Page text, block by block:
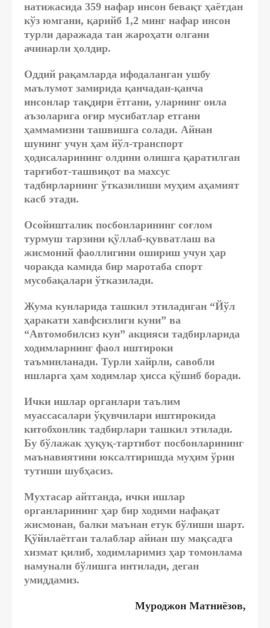
натижасида 359 нафар инсон бевақт ҳаётдан
кўз юмгани, қарийб 1,2 минг нафар инсон
турли даражада тан жароҳати олгани
ачинарли ҳолдир.
Оддий рақамларда ифодаланган ушбу
маълумот замирида қанчадан-қанча
инсонлар тақдири ётгани, уларнинг оила
аъзоларига оғир мусибатлар етгани
ҳаммамизни ташвишга солади. Айнан
шунинг учун ҳам йўл-транспорт
ҳодисаларининг олдини олишга қаратилган
тарғибот-ташвиқот ва махсус
тадбирларнинг ўтказилиши муҳим аҳамият
касб этади.
Осойишталик посбонларининг соғлом
турмуш тарзини қўллаб-қувватлаш ва
жисмоний фаоллигини ошириш учун ҳар
чоракда камида бир маротаба спорт
мусобақалари ўтказилади.
Жума кунларида ташкил этиладиган “Йўл
ҳаракати хавфсизлиги куни” ва
“Автомобилсиз кун” акцияси тадбирларида
ходимларнинг фаол иштироки
таъминланади. Турли хайрли, савобли
ишларга ҳам ходимлар ҳисса қўшиб боради.
Ички ишлар органлари таълим
муассасалари ўқувчилари иштирокида
китобхонлик тадбирлари ташкил этилади.
Бу бўлажак ҳуқуқ-тартибот посбонларининг
маънавиятини юксалтиришда муҳим ўрин
тутиши шубҳасиз.
Мухтасар айтганда, ички ишлар
органларининг ҳар бир ходими нафақат
жисмонан, балки маънан етук бўлиши шарт.
Қўйилаётган талаблар айнан шу мақсадга
хизмат қилиб, ходимларимиз ҳар томонлама
намунали бўлишга интилади, деган
умиддамиз.
Муроджон Матниёзов,